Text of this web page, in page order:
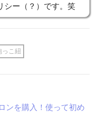
シー（？）です。笑
っこ紐
ンを購入！使って初め